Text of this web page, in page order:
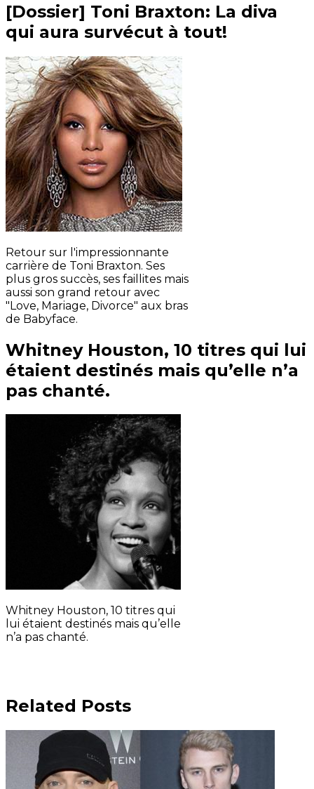
[Dossier] Toni Braxton: La diva
qui aura survécut à tout!
Retour sur l'impressionnante
carrière de Toni Braxton. Ses
plus gros succès, ses faillites mais
aussi son grand retour avec
"Love, Mariage, Divorce" aux bras
de Babyface.
Whitney Houston, 10 titres qui lui
étaient destinés mais qu’elle n’a
pas chanté.
Whitney Houston, 10 titres qui
lui étaient destinés mais qu’elle
n’a pas chanté.
Related Posts